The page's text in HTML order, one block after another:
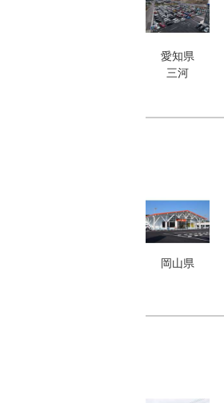
愛知県
三河
岡山県